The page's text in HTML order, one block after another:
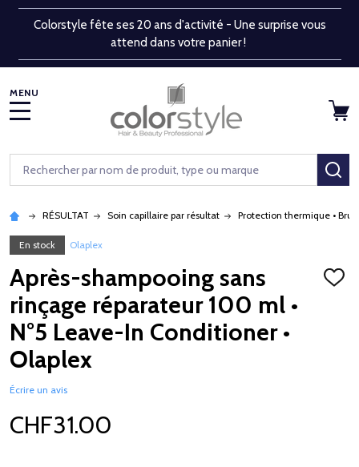
Colorstyle fête ses 20 ans d'activité - Une surprise vous
attend dans votre panier !
Rechercher
RÉSULTAT Soin capillaire par résultat Protection thermique •
En stock Olaplex
Après-shampooing sans
rinçage réparateur 100 ml •
N°5 Leave-In Conditioner •
Olaplex
Écrire un avis
CHF31.00